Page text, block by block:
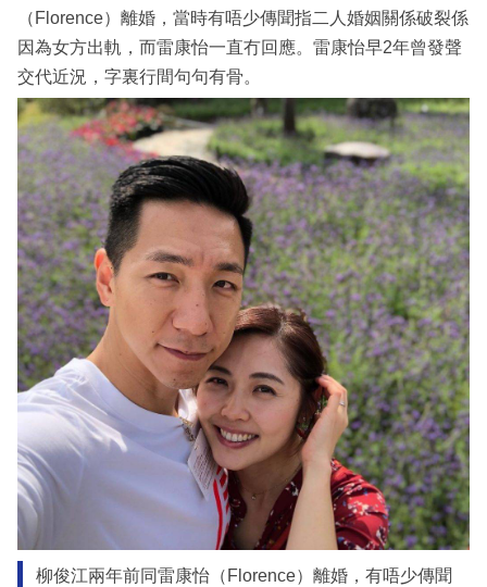
（Florence）離婚，當時有唔少傳聞指二人婚姻關係破裂係
因為女方出軌，而雷康怡一直冇回應。雷康怡早2年曾發聲
交代近況，字裏行間句句有骨。
柳俊江兩年前同雷康怡（Florence）離婚，有唔少傳聞